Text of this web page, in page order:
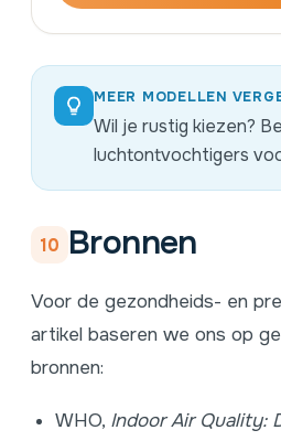
MEER MODELLEN
Wil je rustig kiezen?
luchtontvochtigers
10 Bronnen
Voor de gezondheids- en
artikel baseren we ons op
bronnen:
WHO, Indoor Air Quality: